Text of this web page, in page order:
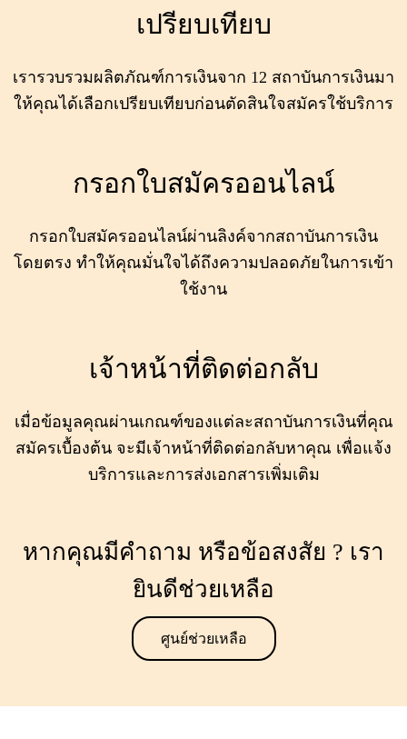
เปรียบเทียบ
เรารวบรวมผลิตภัณฑ์การเงินจาก 12 สถาบันการเงินมา
ให้คุณได้เลือกเปรียบเทียบก่อนตัดสินใจสมัครใช้บริการ
กรอกใบสมัครออนไลน์
กรอกใบสมัครออนไลน์ผ่านลิงค์จากสถาบันการเงิน
โดยตรง ทำให้คุณมั่นใจได้ถึงความปลอดภัยในการเข้า
ใช้งาน
เจ้าหน้าที่ติดต่อกลับ
เมื่อข้อมูลคุณผ่านเกณฑ์ของแต่ละสถาบันการเงินที่คุณ
สมัครเบื้องต้น จะมีเจ้าหน้าที่ติดต่อกลับหาคุณ เพื่อแจ้ง
บริการและการส่งเอกสารเพิ่มเติม
หากคุณมีคำถาม หรือข้อสงสัย ? เรา
ยินดีช่วยเหลือ
ศูนย์ช่วยเหลือ